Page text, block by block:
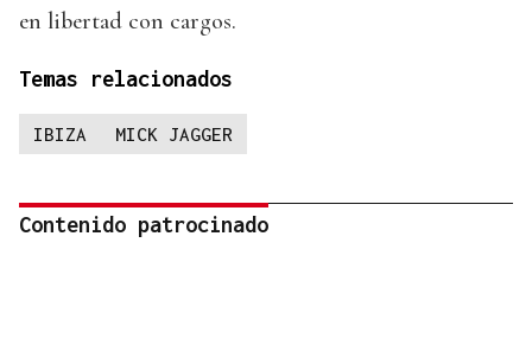
en libertad con cargos.
Temas relacionados
IBIZA MICK JAGGER
Contenido patrocinado